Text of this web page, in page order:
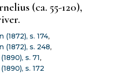
FORSKNING
(ca. 55-120),
s. 174,
s. 248,
s. 71,
s. 172